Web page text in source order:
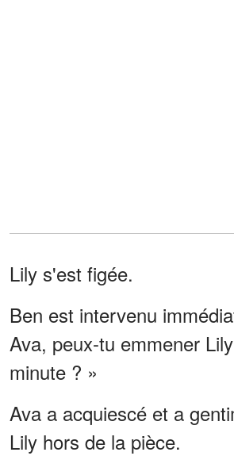
Lily s'est figée.
Ben est intervenu
Ava, peux-tu emmener
minute ? »
Ava a acquiescé et a
Lily hors de la pièce.